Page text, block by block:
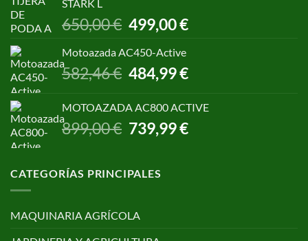
299,00 €.
250,00 €.
STARK L
650,00€
El
precio
original
650,00 €.
499,00€El
499,00 €.
Motoazada AC450-Active
582,46€
El
precio
era:
582,46 €.
484,99€El
es:
484,99 €.
MOTOAZADA AC800 ACTIVE
899,00€ El
precio
era:
739,99€El
CATEGORÍAS PRINCIPALES
MAQUINARIA AGRÍCOLA